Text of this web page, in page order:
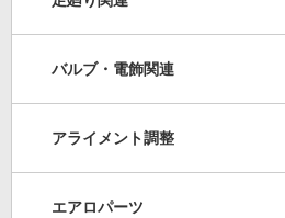
バルブ・電飾関連
アライメント調整
エアロパーツ